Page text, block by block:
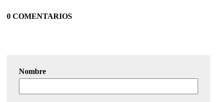
0 COMENTARIOS
Nombre